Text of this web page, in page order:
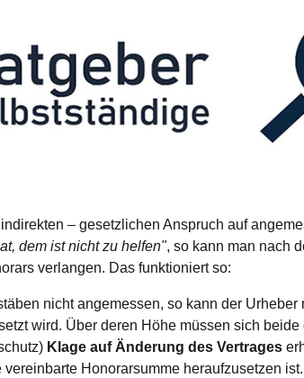
– gesetzlichen Anspruch auf
dem ist nicht zu helfen", so kann man nach
verlangen. Das funktioniert so:
nicht angemessen, so kann der Urheber
wird. Über deren Höhe müssen sich beide
Klage auf Änderung des Vertrages
Honorarsumme heraufzusetzen